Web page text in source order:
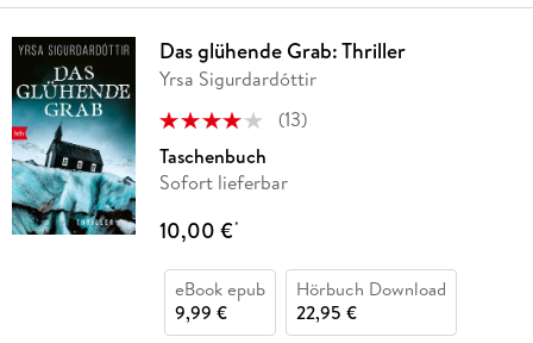
Das glühende Grab: Thriller
Yrsa Sigurdardóttir
(13)
Taschenbuch
Sofort lieferbar
10,00 €*
eBook epub
9,99 €
Hörbuch Download
22,95 €